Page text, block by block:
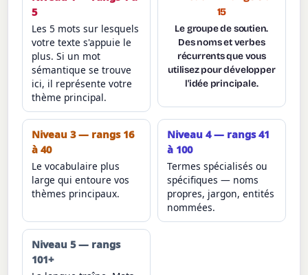
5
Les 5 mots sur lesquels
votre texte s'appuie le
plus. Si un mot
sémantique se trouve
ici, il représente votre
thème principal.
15
Le groupe de soutien.
Des noms et verbes
récurrents que vous
utilisez pour développer
l'idée principale.
Niveau 3 — rangs 16
à 40
Le vocabulaire plus
large qui entoure vos
thèmes principaux.
Niveau 4 — rangs 41
à 100
Termes spécialisés ou
spécifiques — noms
propres, jargon, entités
nommées.
Niveau 5 — rangs
101+